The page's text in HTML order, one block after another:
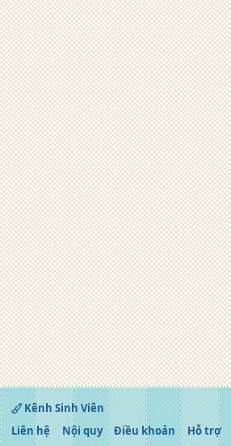
Kênh Sinh Viên
Liên hệ
Nội quy Điều khoản Hỗ trợ